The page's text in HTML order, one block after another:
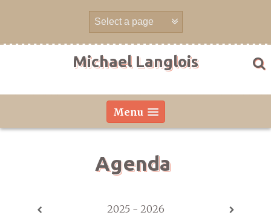
Michael Langlois
Menu
Agenda
2025 - 2026